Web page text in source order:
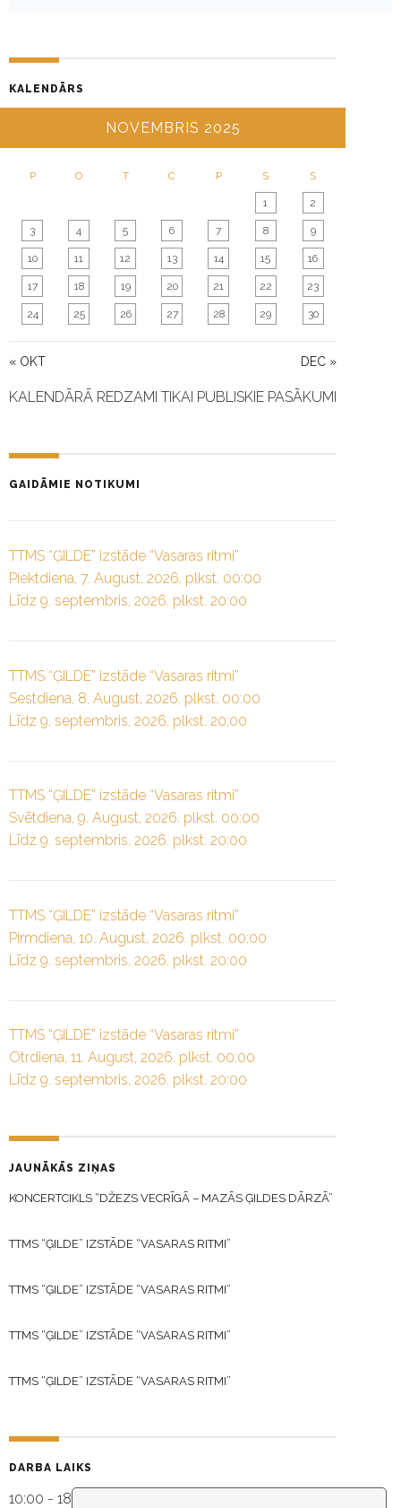
A
T
I
KALENDĀRS
NOVEMBRIS 2025
P O T C P S S
« OKT DEC »
1 2
3 4 5 6 7 8 9
10 11 12 13 14 15 16
17 18 19 20 21 22 23
24 25 26 27 28 29 30
KALENDĀRĀ REDZAMI TIKAI PUBLISKIE PASĀKUMI
GAIDĀMIE NOTIKUMI
TTMS “ĢILDE” izstāde “Vasaras ritmi”
Piektdiena, 7. August, 2026. plkst. 00:00
Līdz 9. septembris, 2026. plkst. 20:00
TTMS “ĢILDE” izstāde “Vasaras ritmi”
Sestdiena, 8. August, 2026. plkst. 00:00
Līdz 9. septembris, 2026. plkst. 20:00
TTMS “ĢILDE” izstāde “Vasaras ritmi”
Svētdiena, 9. August, 2026. plkst. 00:00
Līdz 9. septembris, 2026. plkst. 20:00
TTMS “ĢILDE” izstāde “Vasaras ritmi”
Pirmdiena, 10. August, 2026. plkst. 00:00
Līdz 9. septembris, 2026. plkst. 20:00
TTMS “ĢILDE” izstāde “Vasaras ritmi”
Otrdiena, 11. August, 2026. plkst. 00:00
Līdz 9. septembris, 2026. plkst. 20:00
JAUNĀKĀS ZIŅAS
KONCERTCIKLS “DŽEZS VECRĪGĀ – MAZĀS ĢILDES DĀRZĀ”
TTMS “ĢILDE” IZSTĀDE “VASARAS RITMI”
TTMS “ĢILDE” IZSTĀDE “VASARAS RITMI”
TTMS “ĢILDE” IZSTĀDE “VASARAS RITMI”
TTMS “ĢILDE” IZSTĀDE “VASARAS RITMI”
DARBA LAIKS
10:00 - 18:30